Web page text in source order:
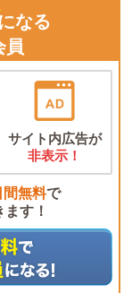
なる
サイト内広告が
非表示！
無料で
す！